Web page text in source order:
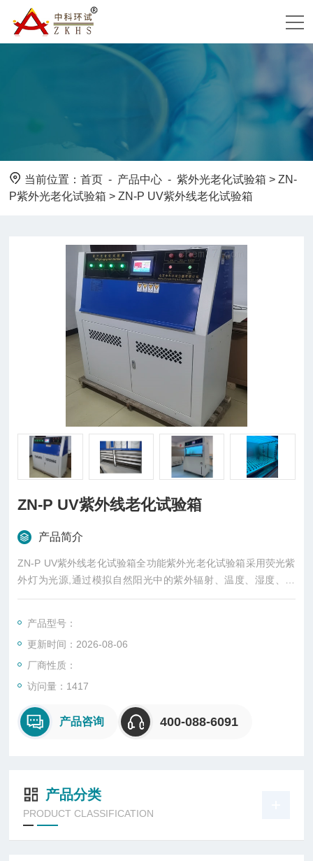
当前位置：首页 - 产品中心 -紫外光老化试验箱 >ZN-
P紫外光老化试验箱 > ZN-P UV紫外线老化试验箱
ZN-P UV紫外线老化试验箱
产品简介
ZN-P UV紫外线老化试验箱全功能紫外光老化试验箱采用荧光紫
外灯为光源,通过模拟自然阳光中的紫外辐射、温度、湿度、喷
淋、冷凝对材料进行加速耐候性试验,以获得材料耐候性的结果。
产品型号：
更新时间：2026-08-06
厂商性质：
访问量：1417
产品咨询 400-088-6091
产品分类
PRODUCT CLASSIFICATION